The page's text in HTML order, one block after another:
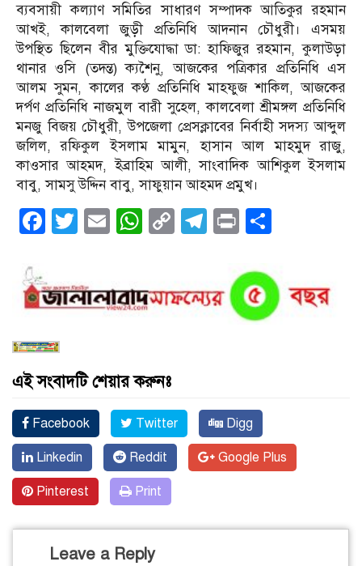
ব্যবসায়ী কল্যাণ সমিতির সাধারণ সম্পাদক আতিকুর রহমান
আখই, কালবেলা জুড়ী প্রতিনিধি আদনান চৌধুরী। এসময়
উপস্থিত ছিলেন বীর মুক্তিযোদ্ধা ডা: হাফিজুর রহমান, কুলাউড়া
থানার ওসি (তদন্ত) ক্যশৈনু, আজকের পত্রিকার প্রতিনিধি এস
আলম সুমন, কালের কণ্ঠ প্রতিনিধি মাহফুজ শাকিল, আজকের
দর্পণ প্রতিনিধি নাজমুল বারী সুহেল, কালবেলা শ্রীমঙ্গল প্রতিনিধি
মনজু বিজয় চৌধুরী, উপজেলা প্রেসক্লাবের নির্বাহী সদস্য আব্দুল
জলিল, রফিকুল ইসলাম মামুন, হাসান আল মাহমুদ রাজু,
কাওসার আহমদ, ইব্রাহিম আলী, সাংবাদিক আশিকুল ইসলাম
বাবু, সামসু উদ্দিন বাবু, সাফুয়ান আহমদ প্রমুখ।
Facebook
Twitter
EmailWhatsApp
CopyTelegram
Print
এই সংবাদটি শেয়ার করুনঃ
Facebook Twitter Digg
Linkedin Reddit Google Plus
Pinterest Print
Leave a Reply